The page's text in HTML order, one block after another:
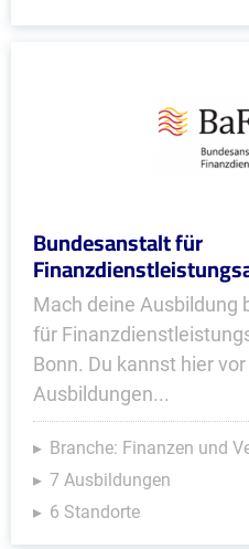
Bundesanstalt für
Mach deine Ausbildung
für
Bonn. Du kannst hier
Ausbildungen...
Branche: Finanzen und
7 Ausbildungen
6 Standorte